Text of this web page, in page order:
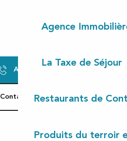
Agence
La Taxe de Séjour
Restaurants de
Produits du terroir
Appeler
Contactez-nous